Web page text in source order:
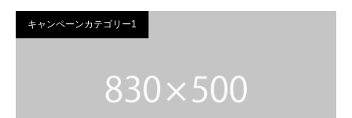
キャンペーンカテゴリー1